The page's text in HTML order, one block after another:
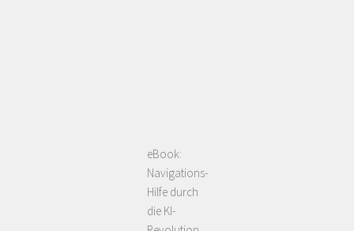
eBook:
Navigations-
Hilfe durch
die KI-